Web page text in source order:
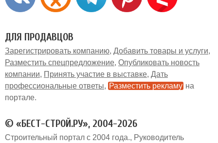
ДЛЯ ПРОДАВЦОВ
Зарегистрировать компанию Добавить товары и услуги
Разместить спецпредложение Опубликовать новость
компании
Принять участие в выставке Дать
профессиональные ответы
Разместить рекламу на
портале
© «БЕСТ-СТРОЙ.РУ», 2004-2026
Строительный портал с 2004 года.
Руководитель